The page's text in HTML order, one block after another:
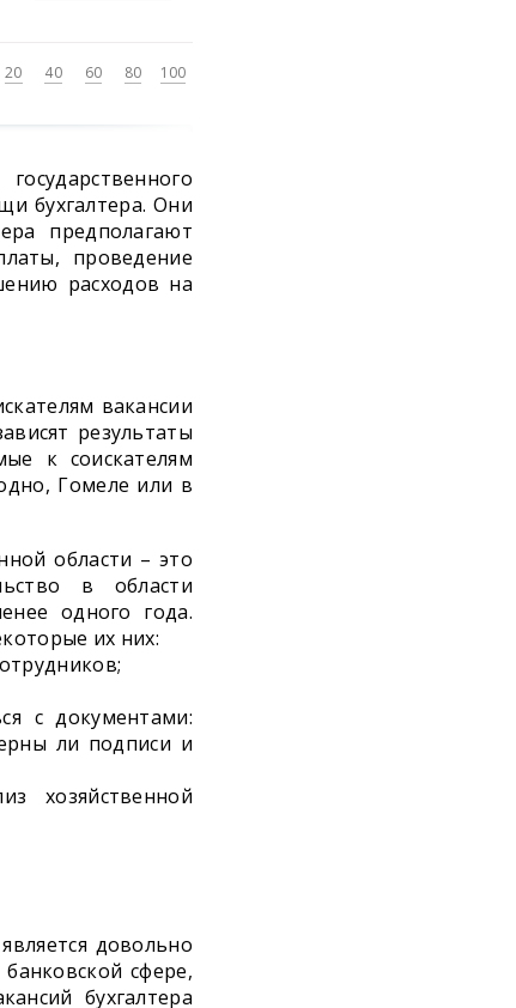
20 40 60 80 100
бухгалтера. Они
предполагают
проведение
расходов на
вакансии
результаты
к соискателям
Гомеле или в
области – это
в области
одного года.
их них:
с документами:
ли подписи и
хозяйственной
довольно
сфере,
бухгалтера